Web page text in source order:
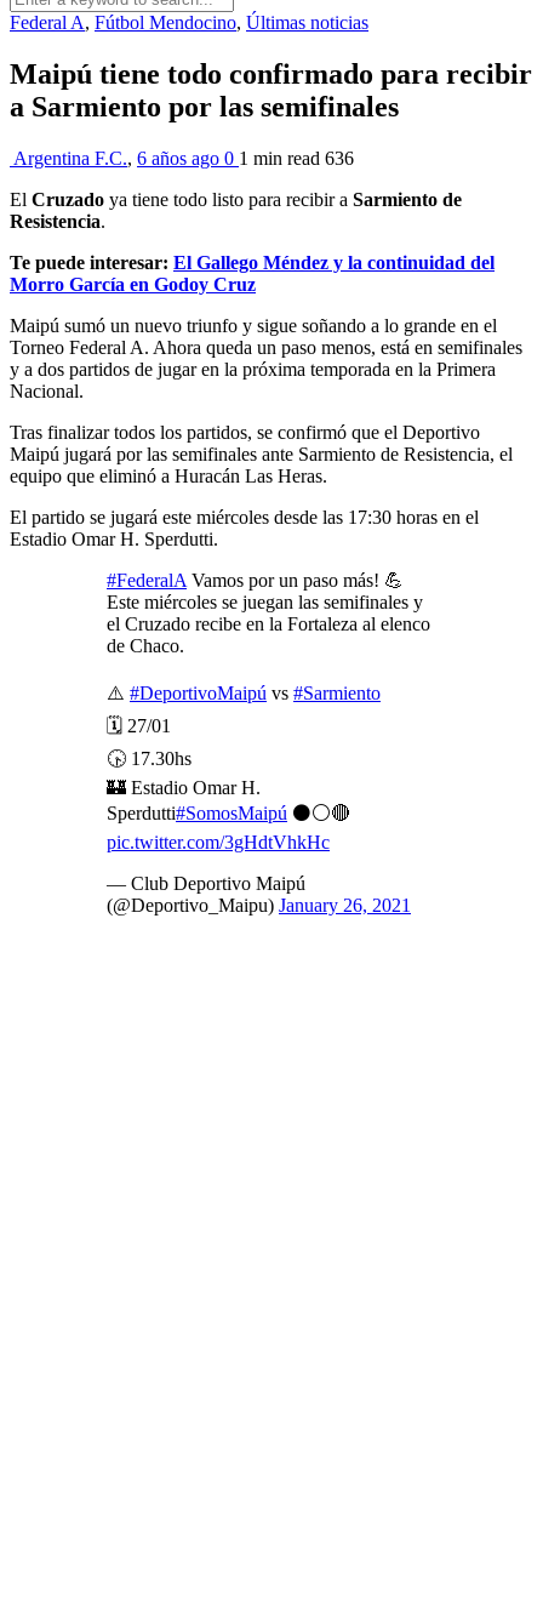
Federal A, Fútbol Mendocino, Últimas noticias
Maipú tiene todo confirmado para recibir
a Sarmiento por las semifinales
Argentina F.C., 6 años ago 0 1 min read 636
El Cruzado ya tiene todo listo para recibir a Sarmiento de
Resistencia.
Te puede interesar: El Gallego Méndez y la continuidad del
Morro García en Godoy Cruz
Maipú sumó un nuevo triunfo y sigue soñando a lo grande en el
Torneo Federal A. Ahora queda un paso menos, está en semifinales
y a dos partidos de jugar en la próxima temporada en la Primera
Nacional.
Tras finalizar todos los partidos, se confirmó que el Deportivo
Maipú jugará por las semifinales ante Sarmiento de Resistencia, el
equipo que eliminó a Huracán Las Heras.
El partido se jugará este miércoles desde las 17:30 horas en el
Estadio Omar H. Sperdutti.
#FederalA Vamos por un paso más! 💪
Este miércoles se juegan las semifinales y
el Cruzado recibe en la Fortaleza al elenco
de Chaco.
⚠️ #DeportivoMaipú vs #Sarmiento
🗓️ 27/01
🕟 17.30hs
🏰 Estadio Omar H.
Sperdutti#SomosMaipú ⚫⚪🔴
pic.twitter.com/3gHdtVhkHc
— Club Deportivo Maipú
(@Deportivo_Maipu) January 26, 2021